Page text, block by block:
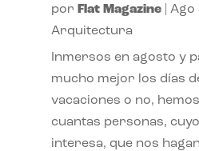
por Flat Magazine| Ago
Arquitectura
Inmersos en agosto y
mucho mejor los días
vacaciones o no,
cuantas personas,
interesa, que nos